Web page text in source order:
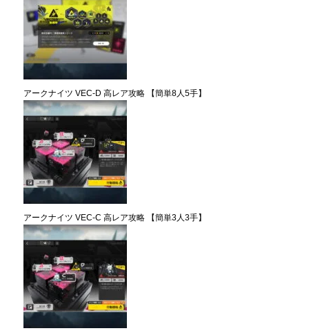
アークナイツ VEC-D 高レア攻略 【簡単8人5手】
アークナイツ VEC-C 高レア攻略 【簡単3人3手】